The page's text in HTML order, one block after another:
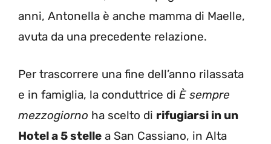
anni, Antonella è anche mamma di Maelle,
avuta da una precedente relazione.
Per trascorrere una fine dell’anno rilassata
e in famiglia, la conduttrice di È sempre
mezzogiorno ha scelto di rifugiarsi in un
Hotel a 5 stelle a San Cassiano, in Alta